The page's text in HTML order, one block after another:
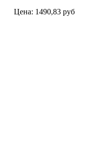
Цена: 1490,83 руб